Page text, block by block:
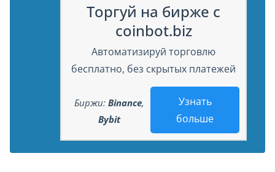
Торгуй на бирже с
coinbot.biz
Автоматизируй торговлю
бесплатно, без скрытых платежей
Узнать
больше
Биржи: Binance,
Bybit